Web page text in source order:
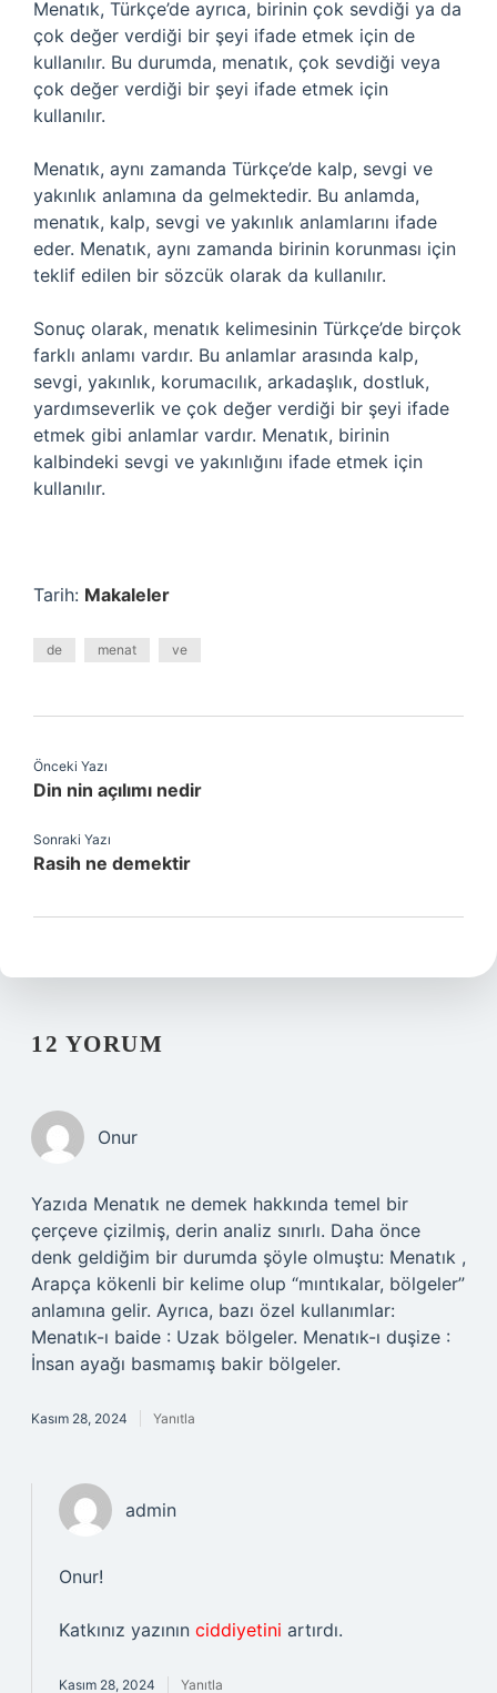
Menatık, Türkçe’de ayrıca, birinin çok sevdiği ya da
çok değer verdiği bir şeyi ifade etmek için de
kullanılır. Bu durumda, menatık, çok sevdiği veya
çok değer verdiği bir şeyi ifade etmek için
kullanılır.
Menatık, aynı zamanda Türkçe’de kalp, sevgi ve
yakınlık anlamına da gelmektedir. Bu anlamda,
menatık, kalp, sevgi ve yakınlık anlamlarını ifade
eder. Menatık, aynı zamanda birinin korunması için
teklif edilen bir sözcük olarak da kullanılır.
Sonuç olarak, menatık kelimesinin Türkçe’de birçok
farklı anlamı vardır. Bu anlamlar arasında kalp,
sevgi, yakınlık, korumacılık, arkadaşlık, dostluk,
yardımseverlik ve çok değer verdiği bir şeyi ifade
etmek gibi anlamlar vardır. Menatık, birinin
kalbindeki sevgi ve yakınlığını ifade etmek için
kullanılır.
Tarih: Makaleler
de menat ve
Önceki Yazı
Din nin açılımı nedir
Sonraki Yazı
Rasih ne demektir
12 YORUM
Onur
Yazıda Menatık ne demek hakkında temel bir
çerçeve çizilmiş, derin analiz sınırlı. Daha önce
denk geldiğim bir durumda şöyle olmuştu: Menatık ,
Arapça kökenli bir kelime olup “mıntıkalar, bölgeler”
anlamına gelir. Ayrıca, bazı özel kullanımlar:
Menatık-ı baide : Uzak bölgeler. Menatık-ı duşize :
İnsan ayağı basmamış bakir bölgeler.
Kasım 28, 2024 Yanıtla
admin
Onur!
Katkınız yazının ciddiyetini artırdı.
Kasım 28, 2024 Yanıtla